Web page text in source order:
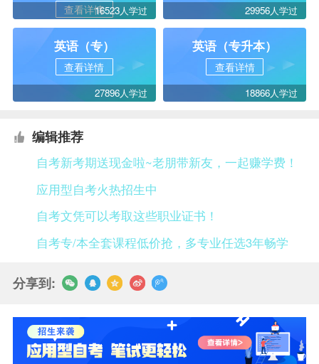
查看详情16523人学过 29956人学过
英语（专）
查看详情
27896人学过
英语（专升本）
查看详情
18866人学过
编辑推荐
自考新考期送现金啦~老朋带新友，一起赚学费！
应用型自考火热招生中
自考文凭可以考取这些职业证书！
自考专/本全套课程低价抢，多专业任选3年畅学
分享到: